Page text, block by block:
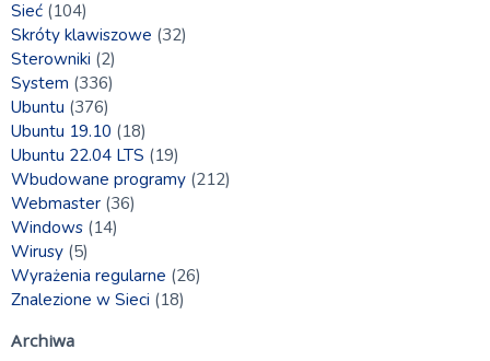
Sieć (104)
Skróty klawiszowe (32)
Sterowniki (2)
System (336)
Ubuntu (376)
Ubuntu 19.10 (18)
Ubuntu 22.04 LTS (19)
Wbudowane programy (212)
Webmaster (36)
Windows (14)
Wirusy (5)
Wyrażenia regularne (26)
Znalezione w Sieci (18)
Archiwa